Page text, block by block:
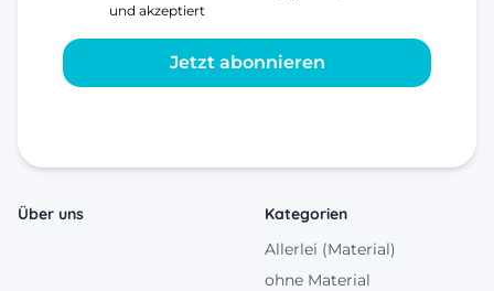
und akzeptiert
Jetzt abonnieren
Über uns
Kategorien
Allerlei (Material)
ohne Material